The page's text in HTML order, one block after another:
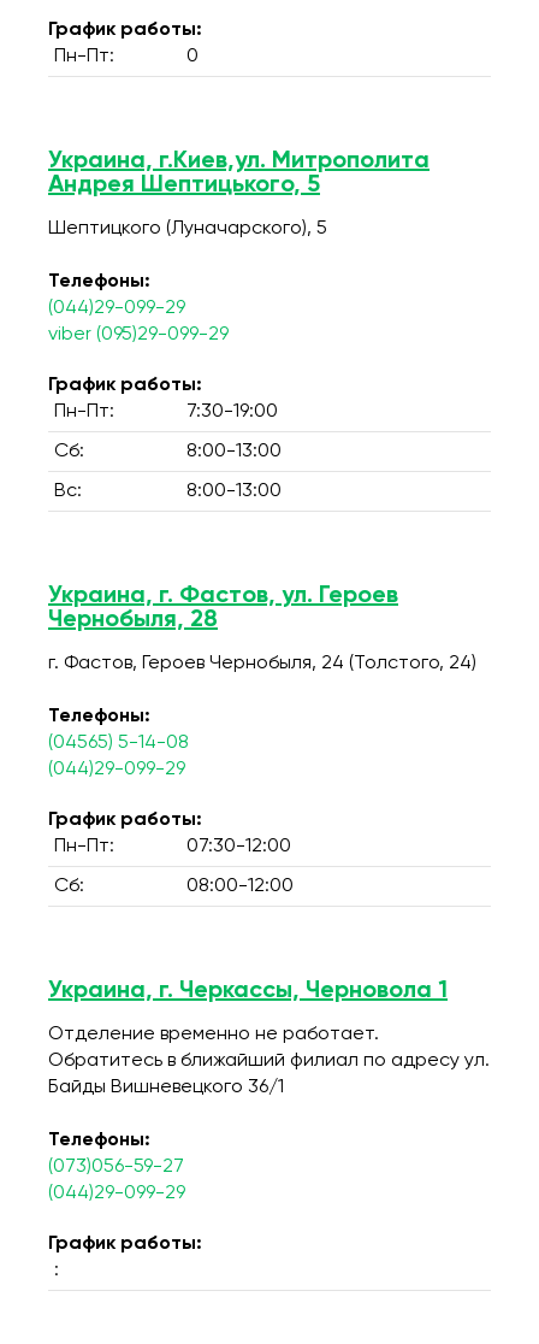
График работы:
Пн-Пт:
0
Украина, г.Киев,ул. Митрополита
Андрея Шептицького, 5
Шептицкого (Луначарского), 5
Телефоны:
(044)29-099-29
viber (095)29-099-29
График работы:
Пн-Пт:
7:30-19:00
Сб: 8:00-13:00
Вс: 8:00-13:00
Украина, г. Фастов, ул. Героев
Чернобыля, 28
г. Фастов, Героев Чернобыля, 24 (Толстого, 24)
Телефоны:
(04565) 5-14-08
(044)29-099-29
График работы:
Пн-Пт:
07:30-12:00
Сб: 08:00-12:00
Украина, г. Черкассы, Черновола 1
Отделение временно не работает.
Обратитесь в ближайший филиал по адресу ул.
Байды Вишневецкого 36/1
Телефоны:
(073)056-59-27
(044)29-099-29
График работы:
: